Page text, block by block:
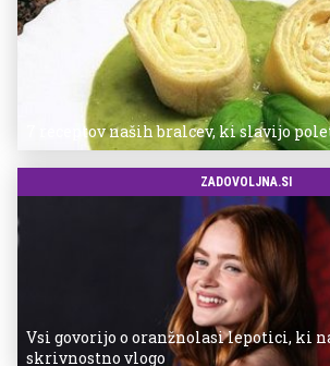
7 receptov naših bralcev, ki slavijo
ZADOVOLJNA.SI
Vsi govorijo o oranžnolasi lepotici, ki
skrivnostno vlogo